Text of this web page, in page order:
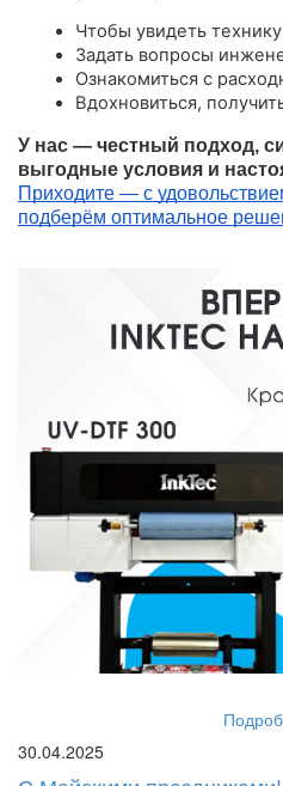
Чтобы увидеть
Задать вопросы
Ознакомиться с
Вдохновиться,
У нас — честный подход,
выгодные условия и
Приходите — с
подберём оптимальное
30.04.2025